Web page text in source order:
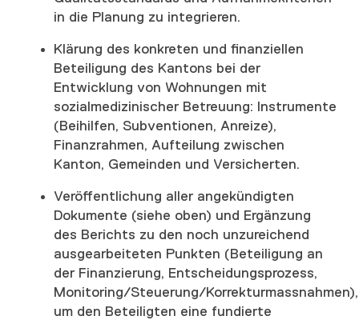
in die Planung zu integrieren.
Klärung des konkreten und finanziellen
Beteiligung des Kantons bei der
Entwicklung von Wohnungen mit
sozialmedizinischer Betreuung: Instrumente
(Beihilfen, Subventionen, Anreize),
Finanzrahmen, Aufteilung zwischen
Kanton, Gemeinden und Versicherten.
Veröffentlichung aller angekündigten
Dokumente (siehe oben) und Ergänzung
des Berichts zu den noch unzureichend
ausgearbeiteten Punkten (Beteiligung an
der Finanzierung, Entscheidungsprozess,
Monitoring/Steuerung/Korrekturmassnahmen),
um den Beteiligten eine fundierte